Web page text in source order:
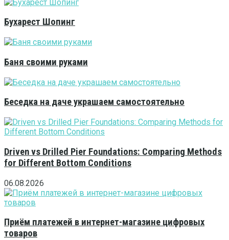
Бухарест Шопинг
Баня своими руками
Беседка на даче украшаем самостоятельно
Driven vs Drilled Pier Foundations: Comparing Methods
for Different Bottom Conditions
06.08.2026
Приём платежей в интернет-магазине цифровых
товаров